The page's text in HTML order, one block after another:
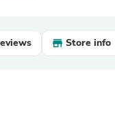
Store info